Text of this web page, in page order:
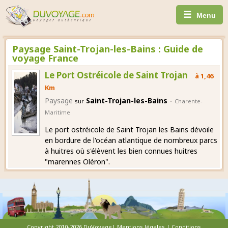
☰ Menu
Paysage Saint-Trojan-les-Bains : Guide de
voyage France
Le Port Ostréicole de Saint Trojan
à 1,46
Km
Paysage sur Saint-Trojan-les-Bains - Charente-
Maritime
Le port ostréicole de Saint Trojan les Bains dévoile
en bordure de l'océan atlantique de nombreux parcs
à huitres où s'élèvent les bien connues huitres
"marennes Oléron".